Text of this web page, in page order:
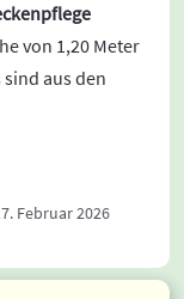
von 1,20 Meter
aus den
Februar 2026